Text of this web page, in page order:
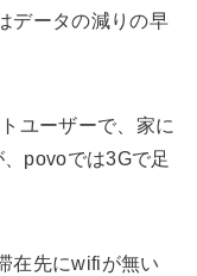
データの減りの早
ユーザーで、家に
povoでは3Gで足
在先にwifiが無い